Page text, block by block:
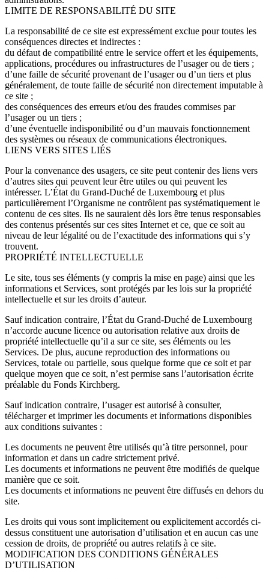
LIMITE DE RESPONSABILITÉ DU SITE
La responsabilité de ce site est expressément exclue pour toutes les
conséquences directes et indirectes :
du défaut de compatibilité entre le service offert et les équipements,
applications, procédures ou infrastructures de l’usager ou de tiers ;
d’une faille de sécurité provenant de l’usager ou d’un tiers et plus
généralement, de toute faille de sécurité non directement imputable à
ce site ;
des conséquences des erreurs et/ou des fraudes commises par
l’usager ou un tiers ;
d’une éventuelle indisponibilité ou d’un mauvais fonctionnement
des systèmes ou réseaux de communications électroniques.
LIENS VERS SITES LIÉS
Pour la convenance des usagers, ce site peut contenir des liens vers
d’autres sites qui peuvent leur être utiles ou qui peuvent les
intéresser. L’État du Grand-Duché de Luxembourg et plus
particulièrement l’Organisme ne contrôlent pas systématiquement le
contenu de ces sites. Ils ne sauraient dès lors être tenus responsables
des contenus présentés sur ces sites Internet et ce, que ce soit au
niveau de leur légalité ou de l’exactitude des informations qui s’y
trouvent.
PROPRIÉTÉ INTELLECTUELLE
Le site, tous ses éléments (y compris la mise en page) ainsi que les
informations et Services, sont protégés par les lois sur la propriété
intellectuelle et sur les droits d’auteur.
Sauf indication contraire, l’État du Grand-Duché de Luxembourg
n’accorde aucune licence ou autorisation relative aux droits de
propriété intellectuelle qu’il a sur ce site, ses éléments ou les
Services. De plus, aucune reproduction des informations ou
Services, totale ou partielle, sous quelque forme que ce soit et par
quelque moyen que ce soit, n’est permise sans l’autorisation écrite
préalable du Fonds Kirchberg.
Sauf indication contraire, l’usager est autorisé à consulter,
télécharger et imprimer les documents et informations disponibles
aux conditions suivantes :
Les documents ne peuvent être utilisés qu’à titre personnel, pour
information et dans un cadre strictement privé.
Les documents et informations ne peuvent être modifiés de quelque
manière que ce soit.
Les documents et informations ne peuvent être diffusés en dehors du
site.
Les droits qui vous sont implicitement ou explicitement accordés ci-
dessus constituent une autorisation d’utilisation et en aucun cas une
cession de droits, de propriété ou autres relatifs à ce site.
MODIFICATION DES CONDITIONS GÉNÉRALES
D’UTILISATION